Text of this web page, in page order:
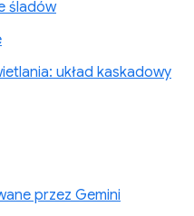
śladów
układ kaskadowy
przez Gemini